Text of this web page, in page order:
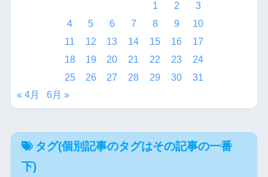
1
2
3
4
5 6 7 8 9
10
11
12 13 14 15 16
17
18
19 20 21 22 23
24
25
26 27 28 29 30
31
« 4月
6月 »
タグ(個別記事のタグはその記事の一番
下)